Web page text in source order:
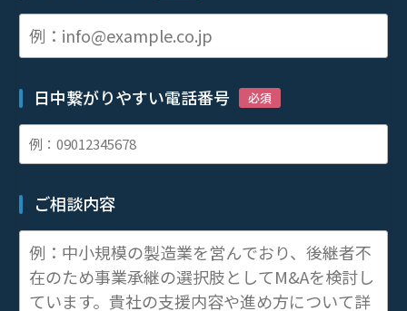
日中繋がりやすい電話番号 必須
ご相談内容